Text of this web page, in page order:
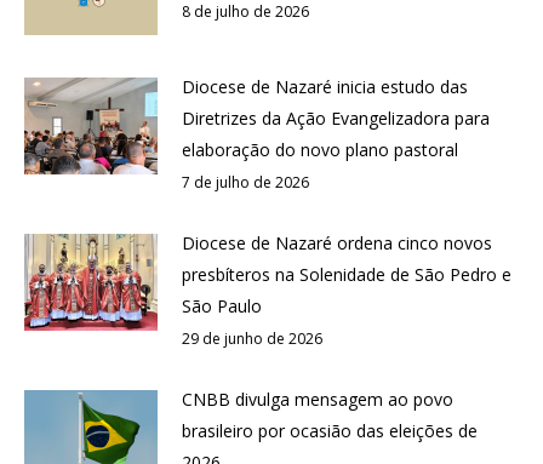
8 de julho de 2026
Diocese de Nazaré inicia estudo das
Diretrizes da Ação Evangelizadora para
elaboração do novo plano pastoral
7 de julho de 2026
Diocese de Nazaré ordena cinco novos
presbíteros na Solenidade de São Pedro e
São Paulo
29 de junho de 2026
CNBB divulga mensagem ao povo
brasileiro por ocasião das eleições de